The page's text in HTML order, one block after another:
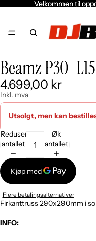
Velkommen til
Velkommen til
Åpne
bildet
fullskjerm
Åpne
bildet
fullskjerm
Beamz P30-
4.699,00 kr
Inkl. mva
Utsolgt, men kan
Reduser
antallet
Øk
antallet
Flere betalingsalternativer
Firkanttruss 290x290mm i
INFO: